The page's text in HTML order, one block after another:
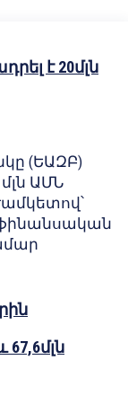
է 20մլն
(ԵԱԶԲ)
ԱՄՆ
ֆինանսական